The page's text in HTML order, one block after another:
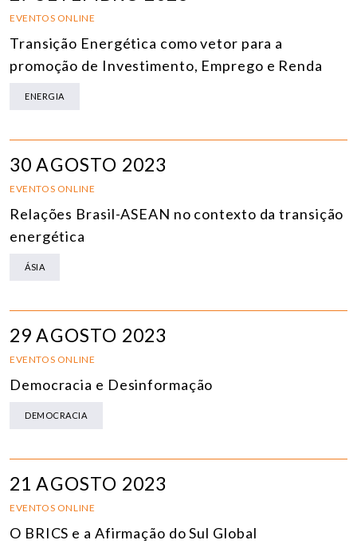
EVENTOS ONLINE
Transição Energética como vetor para a
promoção de Investimento, Emprego e Renda
ENERGIA
30 AGOSTO 2023
EVENTOS ONLINE
Relações Brasil-ASEAN no contexto da transição
energética
ÁSIA
29 AGOSTO 2023
EVENTOS ONLINE
Democracia e Desinformação
DEMOCRACIA
21 AGOSTO 2023
EVENTOS ONLINE
O BRICS e a Afirmação do Sul Global